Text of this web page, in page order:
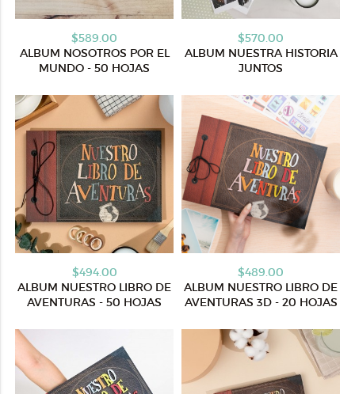
$589.00
ALBUM NOSOTROS POR EL
MUNDO - 50 HOJAS
$570.00
ALBUM NUESTRA HISTORIA
JUNTOS
$494.00
ALBUM NUESTRO LIBRO DE
AVENTURAS - 50 HOJAS
$489.00
ALBUM NUESTRO LIBRO DE
AVENTURAS 3D - 20 HOJAS